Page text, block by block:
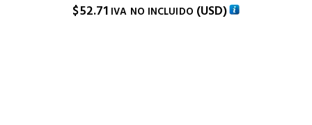
$52.71 IVA NO INCLUIDO (USD)